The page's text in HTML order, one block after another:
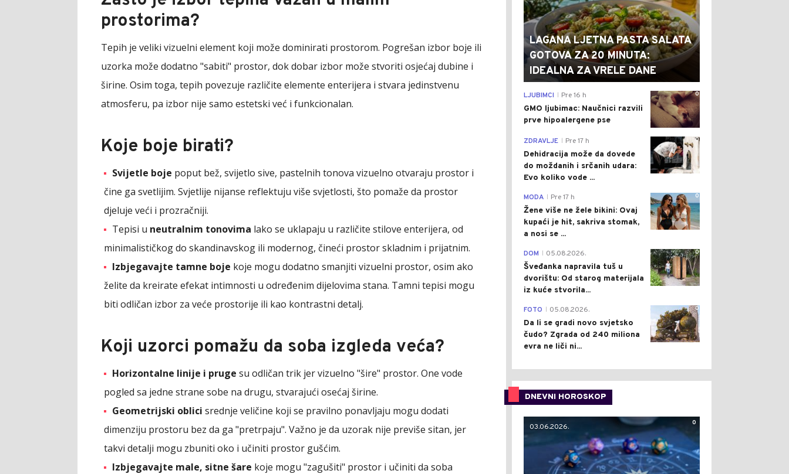
prostorima?
Tepih je veliki vizuelni element koji može dominirati prostorom. Pogrešan izbor boje ili
uzorka može dodatno "sabiti" prostor, dok dobar izbor može stvoriti osjećaj dubine i
širine. Osim toga, tepih povezuje različite elemente enterijera i stvara jedinstvenu
atmosferu, pa izbor nije samo estetski već i funkcionalan.
Koje boje birati?
Svijetle boje poput bež, svijetlo sive, pastelnih tonova vizuelno otvaraju prostor i
čine ga svetlijim. Svjetlije nijanse reflektuju više svjetlosti, što pomaže da prostor
djeluje veći i prozračniji.
Tepisi u neutralnim tonovima lako se uklapaju u različite stilove enterijera, od
minimalističkog do skandinavskog ili modernog, čineći prostor skladnim i prijatnim.
Izbjegavajte tamne boje koje mogu dodatno smanjiti vizuelni prostor, osim ako
želite da kreirate efekat intimnosti u određenim dijelovima stana. Tamni tepisi mogu
biti odličan izbor za veće prostorije ili kao kontrastni detalj.
Koji uzorci pomažu da soba izgleda veća?
Horizontalne linije i pruge su odličan trik jer vizuelno "šire" prostor. One vode
pogled sa jedne strane sobe na drugu, stvarajući osećaj širine.
Geometrijski oblici srednje veličine koji se pravilno ponavljaju mogu dodati
dimenziju prostoru bez da ga "pretrpaju". Važno je da uzorak nije previše sitan, jer
takvi detalji mogu zbuniti oko i učiniti prostor gušćim.
Izbjegavajte male, sitne šare koje mogu "zagušiti" prostor i učiniti da soba
LAGANA LJETNA PASTA SALATA
GOTOVA ZA 20 MINUTA:
IDEALNA ZA VRELE DANE
0
LJUBIMCI Pre 16 h
GMO ljubimac: Naučnici razvili
prve hipoalergene pse
0
ZDRAVLJE Pre 17 h
Dehidracija može da dovede
do moždanih i srčanih udara:
Evo koliko vode ...
0
MODA Pre 17 h
Žene više ne žele bikini: Ovaj
kupaći je hit, sakriva stomak,
a nosi se ...
0
DOM 05.08.2026.
Šveđanka napravila tuš u
dvorištu: Od starog materijala
iz kuće stvorila...
0
FOTO 05.08.2026.
Da li se gradi novo svjetsko
čudo? Zgrada od 240 miliona
evra ne liči ni...
DNEVNI HOROSKOP
0
03.06.2026.